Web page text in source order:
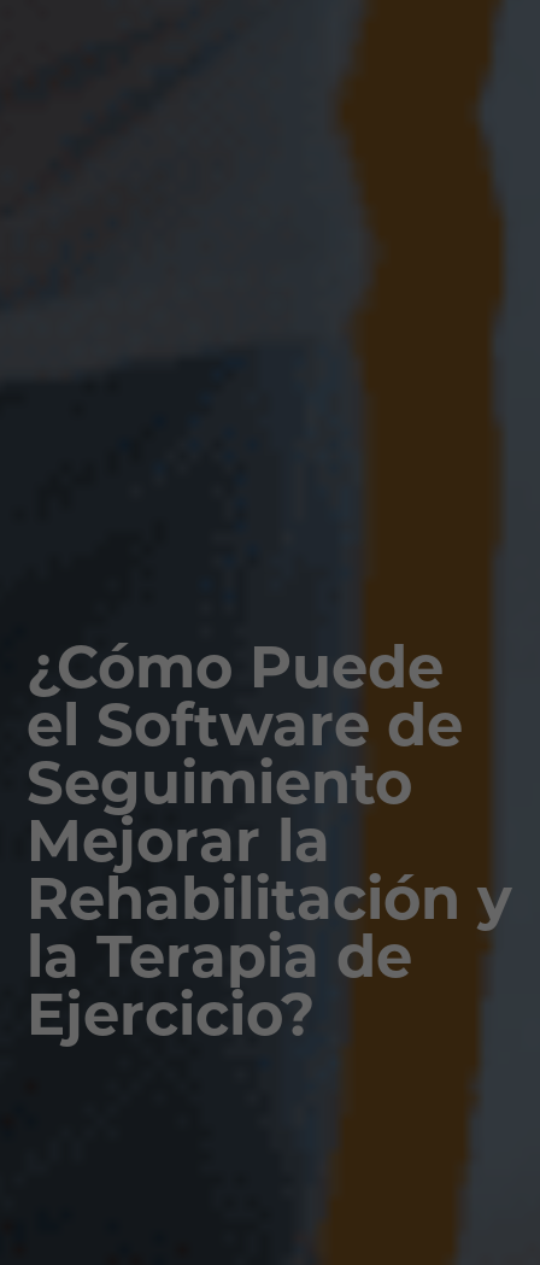
¿Cómo Puede
el Software de
Seguimiento
Mejorar la
Rehabilitación y
la Terapia de
Ejercicio?